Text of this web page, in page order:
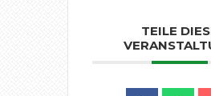
TEILE